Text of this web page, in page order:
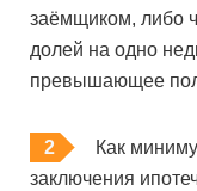
заёмщиком, либо
долей на одно
превышающее
Как
заключения